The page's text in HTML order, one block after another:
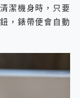
潔機身時，只要
，錶帶便會自動